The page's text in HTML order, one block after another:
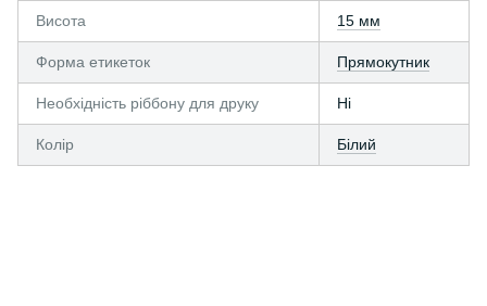
Висота 15 мм
Форма етикеток Прямокутник
Необхідність ріббону для друку Ні
Колір Білий